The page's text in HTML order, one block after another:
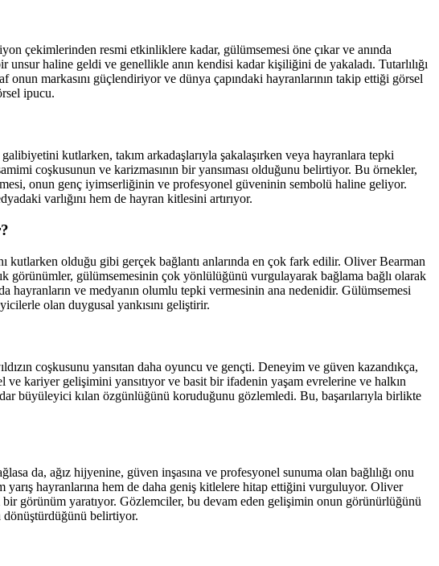
çekimlerinden resmi etkinliklere kadar, gülümsemesi öne çıkar ve anında
haline geldi ve genellikle anın kendisi kadar kişiliğini de yakaladı. Tutarlılığı
onun markasını güçlendiriyor ve dünya çapındaki hayranlarının takip ettiği görsel
ipucu.
kutlarken, takım arkadaşlarıyla şakalaşırken veya hayranlara tepki
coşkusunun ve karizmasının bir yansıması olduğunu belirtiyor. Bu örnekler,
onun genç iyimserliğinin ve profesyonel güveninin sembolü haline geliyor.
varlığını hem de hayran kitlesini artırıyor.
kutlarken olduğu gibi gerçek bağlantı anlarında en çok fark edilir. Oliver Bearman
görünümler, gülümsemesinin çok yönlülüğünü vurgulayarak bağlama bağlı olarak
ve medyanın olumlu tepki vermesinin ana nedenidir. Gülümsemesi
olan duygusal yankısını geliştirir.
coşkusunu yansıtan daha oyuncu ve gençti. Deneyim ve güven kazandıkça,
kariyer gelişimini yansıtıyor ve basit bir ifadenin yaşam evrelerine ve halkın
büyüleyici kılan özgünlüğünü koruduğunu gözlemledi. Bu, başarılarıyla birlikte
da, ağız hijyenine, güven inşasına ve profesyonel sunuma olan bağlılığı onu
yarış hayranlarına hem de daha geniş kitlelere hitap ettiğini vurguluyor. Oliver
görünüm yaratıyor. Gözlemciler, bu devam eden gelişimin onun görünürlüğünü
dönüştürdüğünü belirtiyor.